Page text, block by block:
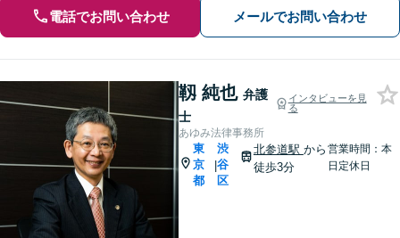
電話でお問い合わせ メールでお問い合わせ
靱 純也 弁護
士
インタビューを見
る
あゆみ法律事務所
東
京
都
|
渋
谷
区
北参道駅 から
徒歩3分
営業時間：本
日定休日